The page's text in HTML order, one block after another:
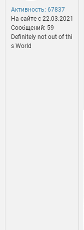
Активность: 67837
На сайте c 22.03.2021
Сообщений: 59
Definitely not out of thi
s World